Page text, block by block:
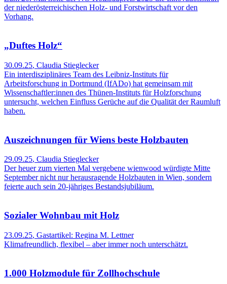
der niederösterreichischen Holz- und Forstwirtschaft vor den
Vorhang.
„Duftes Holz“
30.09.25, Claudia Stieglecker
Ein interdisziplinäres Team des Leibniz-Instituts für
Arbeitsforschung in Dortmund (IfADo) hat gemeinsam mit
Wissenschaftler:innen des Thünen-Instituts für Holzforschung
untersucht, welchen Einfluss Gerüche auf die Qualität der Raumluft
haben.
Auszeichnungen für Wiens beste Holzbauten
29.09.25, Claudia Stieglecker
Der heuer zum vierten Mal vergebene wienwood würdigte Mitte
September nicht nur herausragende Holzbauten in Wien, sondern
feierte auch sein 20-jähriges Bestandsjubiläum.
Sozialer Wohnbau mit Holz
23.09.25, Gastartikel: Regina M. Lettner
Klimafreundlich, flexibel – aber immer noch unterschätzt.
1.000 Holzmodule für Zollhochschule